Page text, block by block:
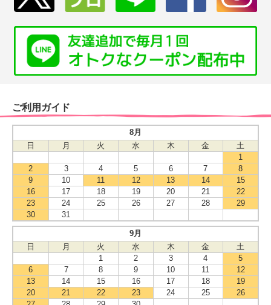
ご利用ガイド
8月
日
月 火 水 木 金
土
1
2
3 4 5 6 7
8
9
10 11 12 13 14
15
16
17 18 19 20 21
22
23
24 25 26 27 28
29
30
31
9月
日
月 火 水 木 金
土
1
2 3 4
5
6
7 8 9 10 11
12
13
14 15 16 17 18
19
20
21 22 23 24 25
26